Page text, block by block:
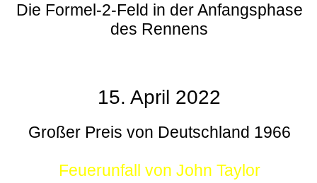
Die Formel-2-Feld in der Anfangsphase
des Rennens
15. April 2022
Großer Preis von Deutschland 1966
Feuerunfall von John Taylor